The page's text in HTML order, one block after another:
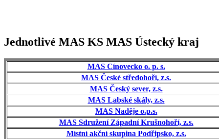
Jednotlivé MAS KS MAS Ústecký kraj
MAS Cínovecko o. p. s.
MAS České středohoří, z.s.
MAS Český sever, z.s.
MAS Labské skály, z.s.
MAS Naděje o.p.s.
MAS Sdružení Západní Krušnohoří, z.s.
Místní akční skupina Podřipsko, z.s.